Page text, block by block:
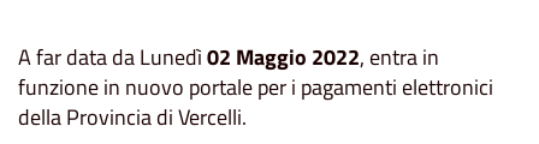
A far data da Lunedì02 Maggio 2022, entra in
funzione in nuovo portale per i pagamenti elettronici
della Provincia di Vercelli.